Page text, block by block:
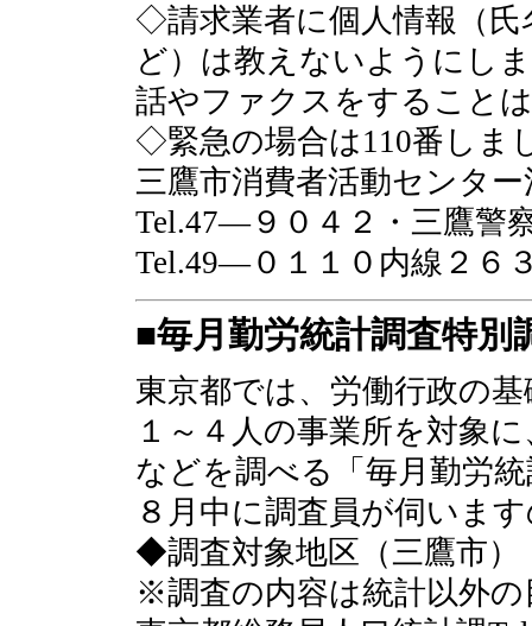
◇請求業者に個人情報（氏
ど）は教えないようにし
話やファクスをすること
◇緊急の場合は110番しま
三鷹市消費者活動センタ
Tel.47―９０４２・三鷹警
Tel.49―０１１０内線２６
■毎月勤労統計調査特
東京都では、労働行政の
１～４人の事業所を対象
などを調べる「毎月勤労
８月中に調査員が伺いま
◆調査対象地区（三鷹市
※調査の内容は統計以外